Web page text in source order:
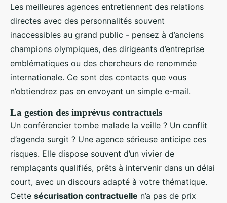
Les meilleures agences entretiennent des relations
directes avec des personnalités souvent
inaccessibles au grand public - pensez à d’anciens
champions olympiques, des dirigeants d’entreprise
emblématiques ou des chercheurs de renommée
internationale. Ce sont des contacts que vous
n’obtiendrez pas en envoyant un simple e-mail.
La gestion des imprévus contractuels
Un conférencier tombe malade la veille ? Un conflit
d’agenda surgit ? Une agence sérieuse anticipe ces
risques. Elle dispose souvent d’un vivier de
remplaçants qualifiés, prêts à intervenir dans un délai
court, avec un discours adapté à votre thématique.
Cette sécurisation contractuelle n’a pas de prix